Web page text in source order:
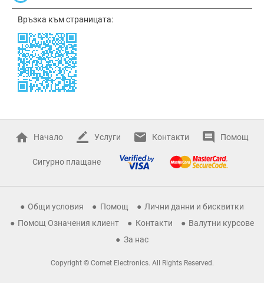
Връзка към страницата:
Начало Услуги Контакти Помощ
Сигурно плащане
Общи условия Помощ
Лични данни и бисквитки
Помощ Означения клиент
Контакти
Валутни курсове
За нас
Copyright © Comet Electronics. All Rights Reserved.